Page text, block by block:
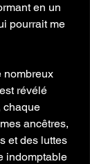
en un
pourrait me
nombreux
révélé
chaque
ancêtres,
et des luttes
indomptable